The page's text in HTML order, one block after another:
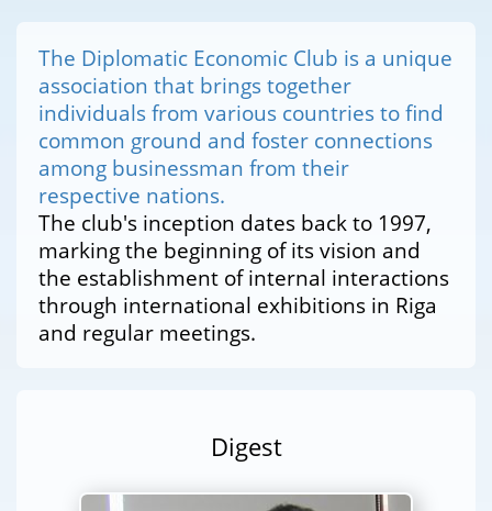
The Diplomatic Economic Club is a unique
association that brings together
individuals from various countries to find
common ground and foster connections
among businessman from their
respective nations.
The club's inception dates back to 1997,
marking the beginning of its vision and
the establishment of internal interactions
through international exhibitions in Riga
and regular meetings.
Digest